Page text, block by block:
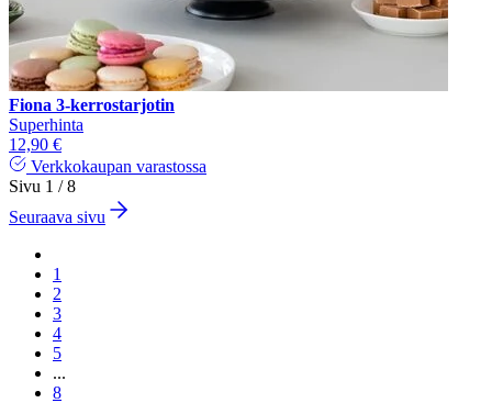
Fiona 3-kerrostarjotin
Superhinta
12,90 €
Verkkokaupan varastossa
Sivu 1 / 8
Seuraava sivu
1
2
3
4
5
...
8